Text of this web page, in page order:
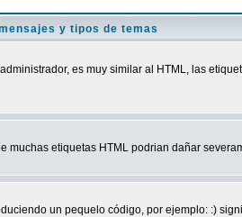
y tipos de temas
es muy similar al HTML, las
etiquetas HTML podrian dañar
un pequelo código, por ejemplo: :)